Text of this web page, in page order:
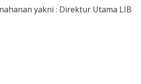
yakni : Direktur Utama LIB